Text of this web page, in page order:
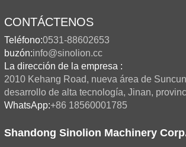
CONTÁCTENOS
Teléfono:0531-88602653
buzón:info@sinolion.cc
La dirección de la empresa :
2010 Kehang Road, nueva área de
desarrollo de alta tecnología, Jinan,
WhatsApp:+86 18560001785
Shandong Sinolion Machinery